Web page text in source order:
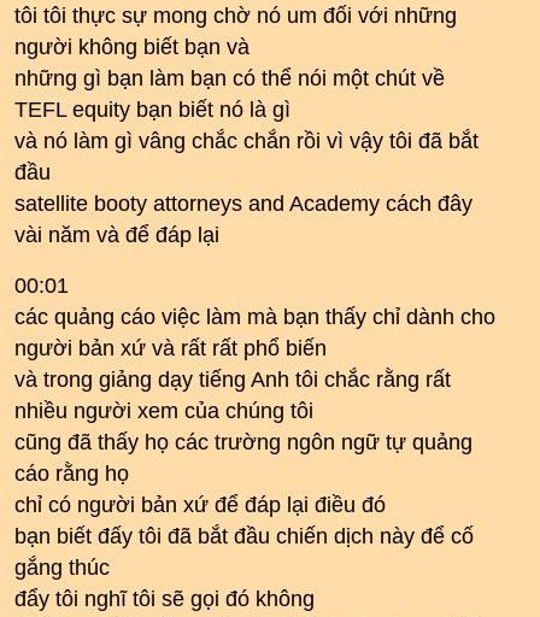
tôi tôi thực sự mong chờ nó um đối với những
người không biết bạn và
những gì bạn làm bạn có thể nói một chút về
TEFL equity bạn biết nó là gì
và nó làm gì vâng chắc chắn rồi vì vậy tôi đã bắt
đầu
satellite booty attorneys and Academy cách đây
vài năm và để đáp lại
00:01
các quảng cáo việc làm mà bạn thấy chỉ dành cho
người bản xứ và rất rất phổ biến
và trong giảng dạy tiếng Anh tôi chắc rằng rất
nhiều người xem của chúng tôi
cũng đã thấy họ các trường ngôn ngữ tự quảng
cáo rằng họ
chỉ có người bản xứ để đáp lại điều đó
bạn biết đấy tôi đã bắt đầu chiến dịch này để cố
gắng thúc
đẩy tôi nghĩ tôi sẽ gọi đó không